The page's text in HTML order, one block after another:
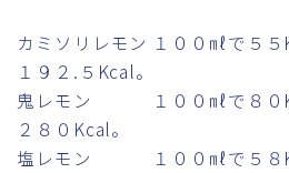
カミソリレモン １００㎖で５
１９２.５Kcal。
鬼レモン １００㎖で８０
２８０Kcal。
塩レモン １００㎖で５８